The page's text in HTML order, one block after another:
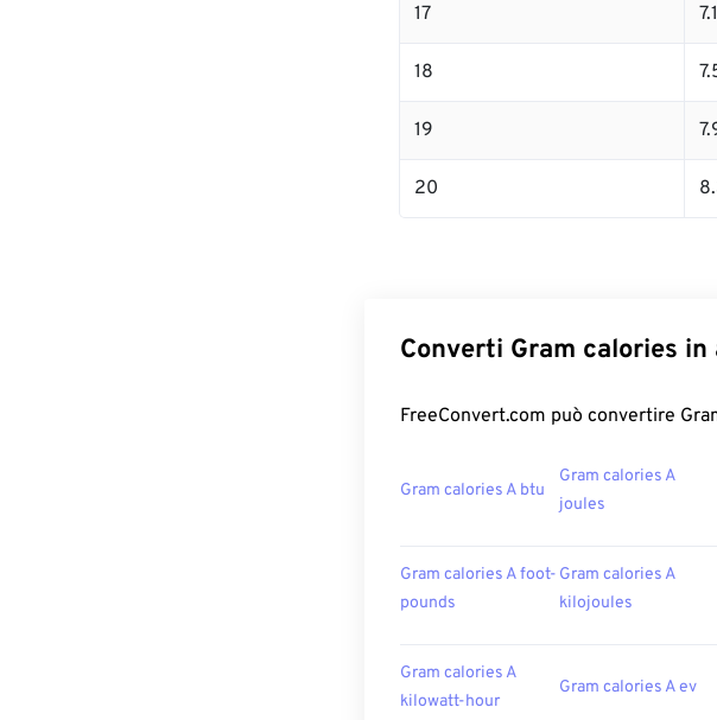
17
18
19
20
Converti Gram calories
FreeConvert.com può convertire
Gram calories A btu
Gram calories A
joules
Gram calories A foot-
pounds
Gram calories A
kilojoules
Gram calories A
kilowatt-hour
Gram calories A ev